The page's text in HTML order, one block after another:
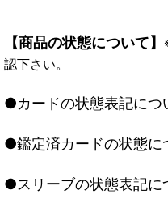
【商品の状態について】
認下さい。
●カードの状態表記につ
●鑑定済カードの状態に
●スリーブの状態表記に